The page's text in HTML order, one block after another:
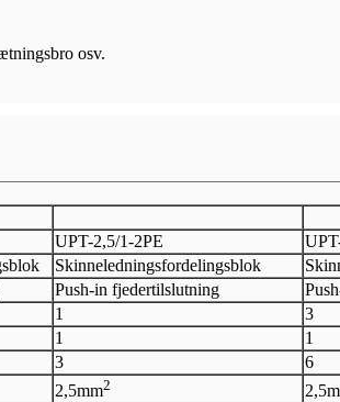
osv.
UPT-2,5/1-2PE
Skinneledningsfordelingsblok
Push-in fjedertilslutning
1 3
1 1
3 6
2,5mm2 2,5